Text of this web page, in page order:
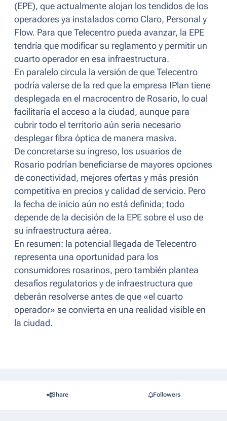
(EPE), que actualmente alojan los tendidos de los
operadores ya instalados como Claro, Personal y
Flow. Para que Telecentro pueda avanzar, la EPE
tendría que modificar su reglamento y permitir un
cuarto operador en esa infraestructura.
En paralelo circula la versión de que Telecentro
podría valerse de la red que la empresa IPlan tiene
desplegada en el macrocentro de Rosario, lo cual
facilitaría el acceso a la ciudad, aunque para
cubrir todo el territorio aún sería necesario
desplegar fibra óptica de manera masiva.
De concretarse su ingreso, los usuarios de
Rosario podrían beneficiarse de mayores opciones
de conectividad, mejores ofertas y más presión
competitiva en precios y calidad de servicio. Pero
la fecha de inicio aún no está definida; todo
depende de la decisión de la EPE sobre el uso de
su infraestructura aérea.
En resumen: la potencial llegada de Telecentro
representa una oportunidad para los
consumidores rosarinos, pero también plantea
desafíos regulatorios y de infraestructura que
deberán resolverse antes de que «el cuarto
operador» se convierta en una realidad visible en
la ciudad.
Share Followers